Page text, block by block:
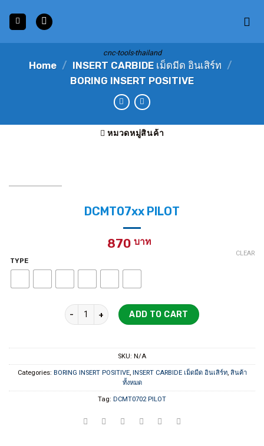
content
cnc-tools-thailand
Home / INSERT CARBIDE เม็ดมีด อินเสิร์ท /
BORING INSERT POSITIVE
หมวดหมู่สินค้า
DCMT07xx PILOT
870
TYPE
CLEAR
DCMT07xx PILOT quantity
ADD TO CART
SKU: N/A
Categories: BORING INSERT POSITIVE,INSERT CARBIDE เม็ดมีด อินเสิร์ท,สินค้า
ทั้งหมด
Tag: DCMT0702 PILOT